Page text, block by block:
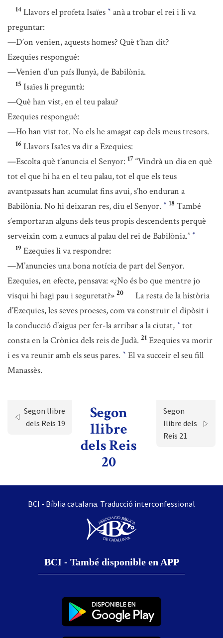
14 Llavors el profeta Isaïes * anà a trobar el rei i li va
preguntar:
—D’on venien, aquests homes? Què t’han dit?
Ezequies respongué:
—Venien d’un país llunyà, de Babilònia.
15 Isaïes li preguntà:
—Què han vist, en el teu palau?
Ezequies respongué:
—Ho han vist tot. No els he amagat cap dels meus tresors.
16 Llavors Isaïes va dir a Ezequies:
—Escolta què t’anuncia el Senyor: 17 “Vindrà un dia en què
tot el que hi ha en el teu palau, tot el que els teus
avantpassats han acumulat fins avui, s’ho enduran a
Babilònia. No hi deixaran res, diu el Senyor. * 18 També
s’emportaran alguns dels teus propis descendents perquè
serveixin com a eunucs al palau del rei de Babilònia.” *
19 Ezequies li va respondre:
—M’anuncies una bona notícia de part del Senyor.
Ezequies, en efecte, pensava: «¿No és bo que mentre jo
visqui hi hagi pau i seguretat?» 20
La resta de la història
d’Ezequies, les seves proeses, com va construir el dipòsit i
la conducció d’aigua per fer-la arribar a la ciutat, * tot
consta en la Crònica dels reis de Judà. 21 Ezequies va morir
i es va reunir amb els seus pares. * El va succeir el seu fill
Manassès.
Segon llibre
dels Reis 19
Segon
llibre
dels Reis
20
Segon
llibre dels
Reis 21
BCI - Bíblia catalana. Traducció interconfessional
BCI - També disponible en APP